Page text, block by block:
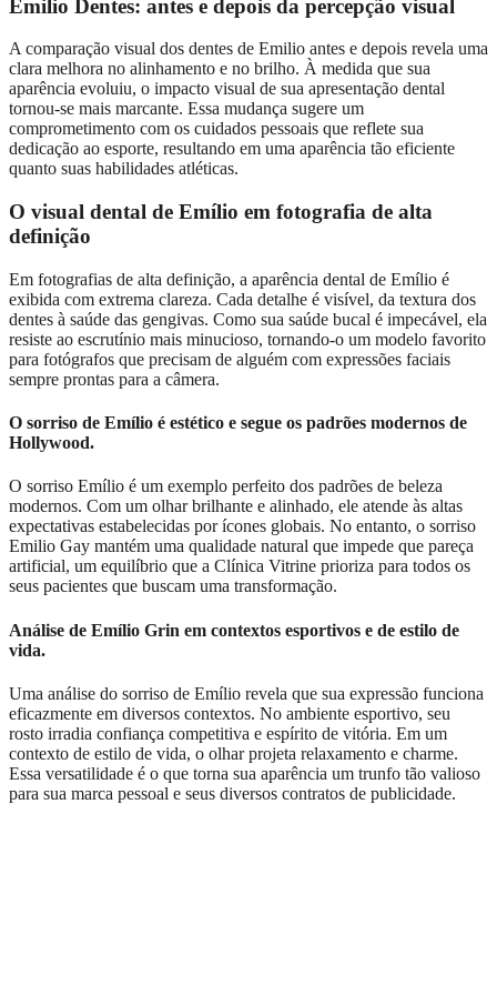
Emilio Dentes: antes e depois da percepção visual
A comparação visual dos dentes de Emilio antes e depois revela uma
clara melhora no alinhamento e no brilho. À medida que sua
aparência evoluiu, o impacto visual de sua apresentação dental
tornou-se mais marcante. Essa mudança sugere um
comprometimento com os cuidados pessoais que reflete sua
dedicação ao esporte, resultando em uma aparência tão eficiente
quanto suas habilidades atléticas.
O visual dental de Emílio em fotografia de alta
definição
Em fotografias de alta definição, a aparência dental de Emílio é
exibida com extrema clareza. Cada detalhe é visível, da textura dos
dentes à saúde das gengivas. Como sua saúde bucal é impecável, ela
resiste ao escrutínio mais minucioso, tornando-o um modelo favorito
para fotógrafos que precisam de alguém com expressões faciais
sempre prontas para a câmera.
O sorriso de Emílio é estético e segue os padrões modernos de
Hollywood.
O sorriso Emílio é um exemplo perfeito dos padrões de beleza
modernos. Com um olhar brilhante e alinhado, ele atende às altas
expectativas estabelecidas por ícones globais. No entanto, o sorriso
Emilio Gay mantém uma qualidade natural que impede que pareça
artificial, um equilíbrio que a Clínica Vitrine prioriza para todos os
seus pacientes que buscam uma transformação.
Análise de Emílio Grin em contextos esportivos e de estilo de
vida.
Uma análise do sorriso de Emílio revela que sua expressão funciona
eficazmente em diversos contextos. No ambiente esportivo, seu
rosto irradia confiança competitiva e espírito de vitória. Em um
contexto de estilo de vida, o olhar projeta relaxamento e charme.
Essa versatilidade é o que torna sua aparência um trunfo tão valioso
para sua marca pessoal e seus diversos contratos de publicidade.